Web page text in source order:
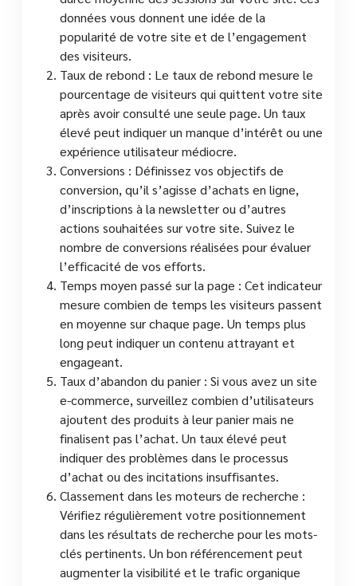
données vous donnent une idée de la
popularité de votre site et de l’engagement
des visiteurs.
Taux de rebond : Le taux de rebond mesure le
pourcentage de visiteurs qui quittent votre site
après avoir consulté une seule page. Un taux
élevé peut indiquer un manque d’intérêt ou une
expérience utilisateur médiocre.
Conversions : Définissez vos objectifs de
conversion, qu’il s’agisse d’achats en ligne,
d’inscriptions à la newsletter ou d’autres
actions souhaitées sur votre site. Suivez le
nombre de conversions réalisées pour évaluer
l’efficacité de vos efforts.
Temps moyen passé sur la page : Cet indicateur
mesure combien de temps les visiteurs passent
en moyenne sur chaque page. Un temps plus
long peut indiquer un contenu attrayant et
engageant.
Taux d’abandon du panier : Si vous avez un site
e-commerce, surveillez combien d’utilisateurs
ajoutent des produits à leur panier mais ne
finalisent pas l’achat. Un taux élevé peut
indiquer des problèmes dans le processus
d’achat ou des incitations insuffisantes.
Classement dans les moteurs de recherche :
Vérifiez régulièrement votre positionnement
dans les résultats de recherche pour les mots-
clés pertinents. Un bon référencement peut
augmenter la visibilité et le trafic organique